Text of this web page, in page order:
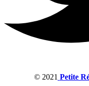
© 2021 Petite